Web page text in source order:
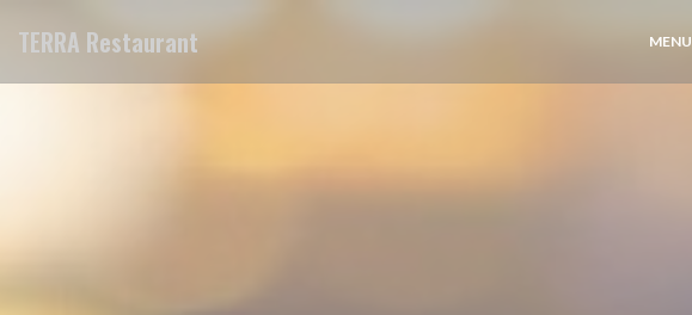
TERRA Restaurant MENU